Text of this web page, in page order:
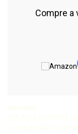
Compre a